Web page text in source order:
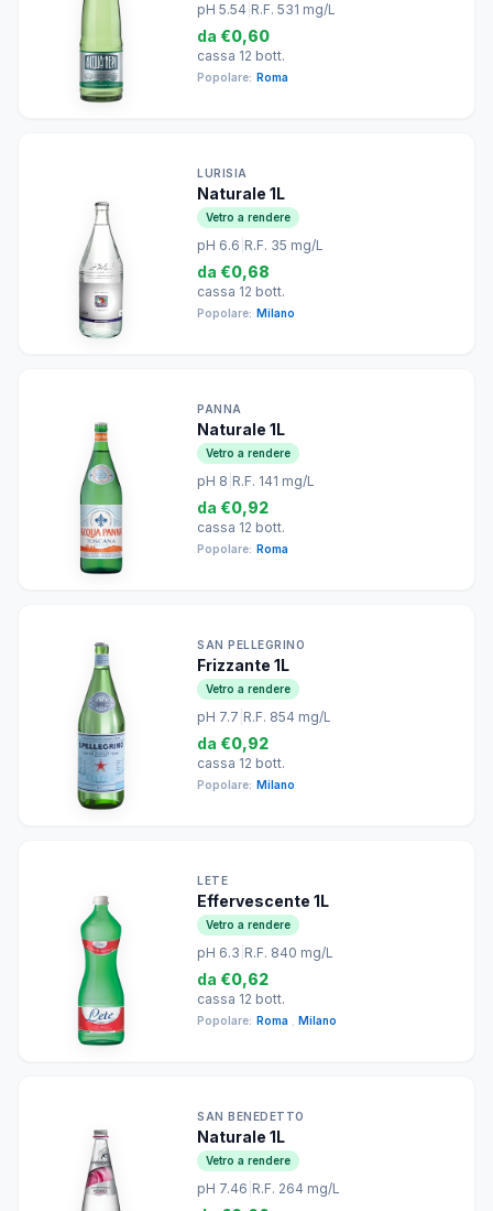
pH 5.54 R.F. 531 mg/L
da €0,60
cassa 12 bott.
Popolare: Roma
LURISIA
Naturale 1L
Vetro a rendere
pH 6.6 R.F. 35 mg/L
da €0,68
cassa 12 bott.
Popolare: Milano
PANNA
Naturale 1L
Vetro a rendere
pH 8 R.F. 141 mg/L
da €0,92
cassa 12 bott.
Popolare: Roma
SAN PELLEGRINO
Frizzante 1L
Vetro a rendere
pH 7.7 R.F. 854 mg/L
da €0,92
cassa 12 bott.
Popolare: Milano
LETE
Effervescente 1L
Vetro a rendere
pH 6.3 R.F. 840 mg/L
da €0,62
cassa 12 bott.
Popolare: Roma Milano
SAN BENEDETTO
Naturale 1L
Vetro a rendere
pH 7.46 R.F. 264 mg/L